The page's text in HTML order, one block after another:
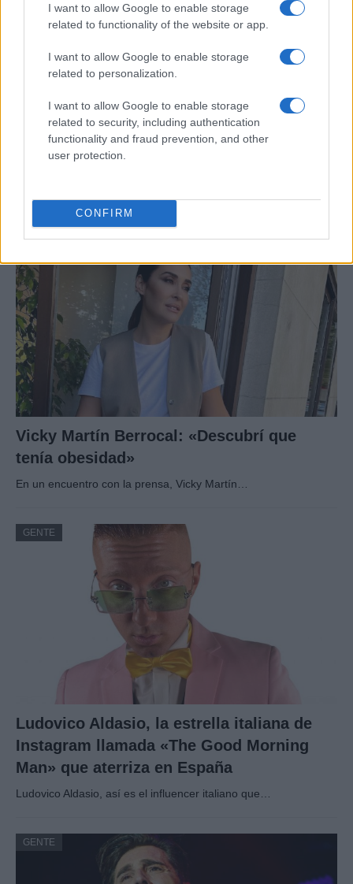
I want to allow Google to enable storage
related to functionality of the website or app.
I want to allow Google to enable storage
related to personalization.
I want to allow Google to enable storage
related to security, including authentication
functionality and fraud prevention, and other
user protection.
CONFIRM
Risto Mejide, pillado con su nueva novia:
Vicky Martín Berrocal: «Descubrí que
tenía obesidad»
En un encuentro con la prensa, Vicky Martín…
GENTE
Ludovico Aldasio, la estrella italiana de
Instagram llamada «The Good Morning
Man» que aterriza en España
Ludovico Aldasio, así es el influencer italiano que…
GENTE